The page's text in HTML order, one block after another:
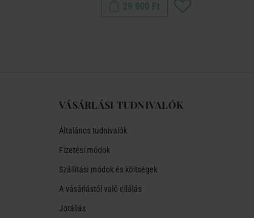
29 900 Ft
VÁSÁRLÁSI TUDNIVALÓK
Általános tudnivalók
Fizetési módok
Szállítási módok és költségek
A vásárlástól való ellálás
Jótállás